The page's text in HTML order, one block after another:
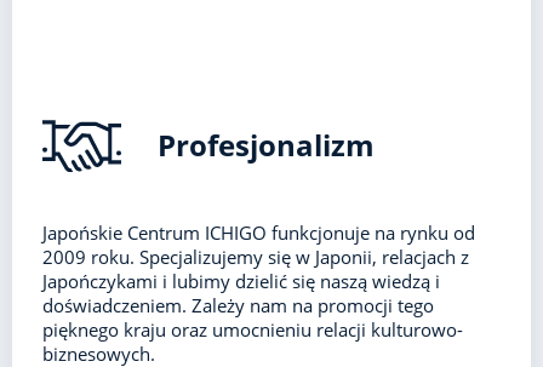
Profesjonalizm
Japońskie Centrum ICHIGO funkcjonuje na rynku od
2009 roku. Specjalizujemy się w Japonii, relacjach z
Japończykami i lubimy dzielić się naszą wiedzą i
doświadczeniem. Zależy nam na promocji tego
pięknego kraju oraz umocnieniu relacji kulturowo-
biznesowych.